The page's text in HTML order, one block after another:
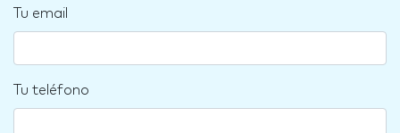
Tu email
Tu teléfono